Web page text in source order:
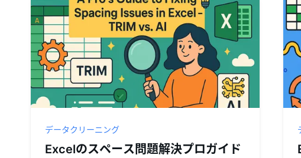
データクリーニング
Excelのスペース問題解決プロガイド